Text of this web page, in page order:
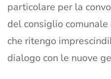
particolare per la
del consiglio
che ritengo
dialogo con le nuove